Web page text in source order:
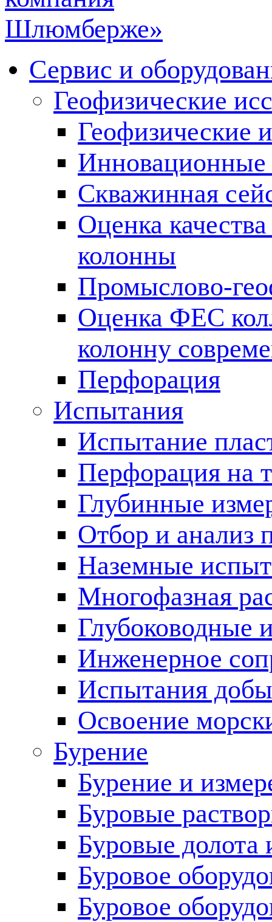
Сервис и
Геофизические
Геофизические
Инновационные
Скважинная
Оценка
колонны
Промыслово-
Оценка ФЕС
колонну
Перфорация
Испытания
Испытание
Перфорация на
Глубинные
Отбор и анализ
Наземные
Многофазная
Глубоководные
Инженерное
Испытания
Освоение
Бурение
Бурение и
Буровые
Буровые долота
Буровое
Буровое